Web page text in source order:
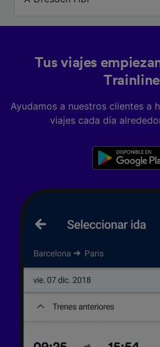
Tus viajes
Trainline
Ayudamos a nuestros clientes a
viajes cada día
dispositivo y/o acceder a
contenido personalizados,
Lista de asociados